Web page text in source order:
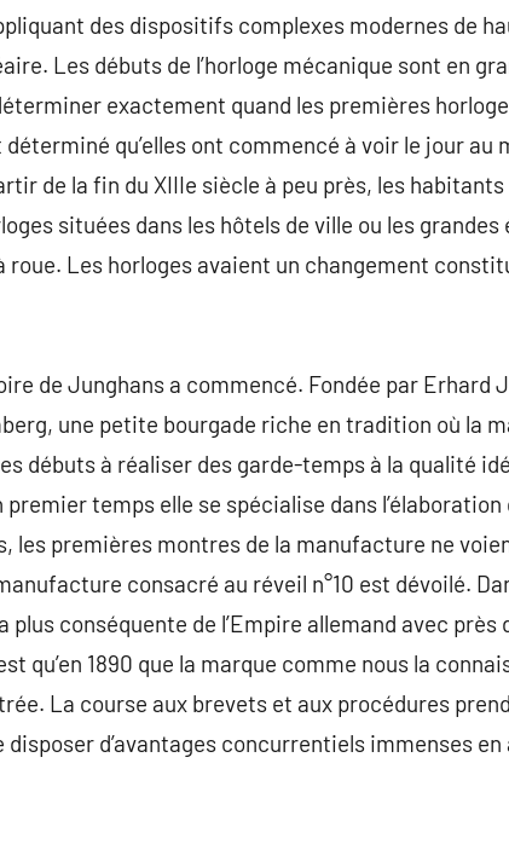
des dispositifs complexes modernes de
Les débuts de l’horloge mécanique sont en
exactement quand les premières
qu’elles ont commencé à voir le jour au
de la fin du XIIIe siècle à peu près, les
situées dans les hôtels de ville ou les grandes
roue. Les horloges avaient un changement
de Junghans a commencé. Fondée par
une petite bourgade riche en tradition où la
débuts à réaliser des garde-temps à la qualité
temps elle se spécialise dans
premières montres de la manufacture ne voient
consacré au réveil n°10 est dévoilé.
conséquente de l’Empire allemand avec près
qu’en 1890 que la marque comme nous la
La course aux brevets et aux procédures
d’avantages concurrentiels immenses en